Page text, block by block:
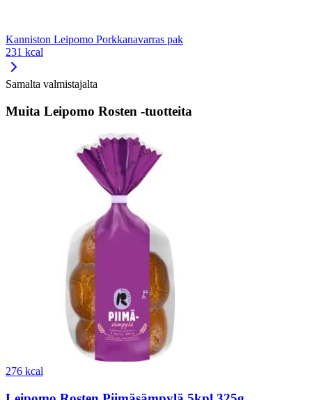
Kanniston Leipomo Porkkanavarras pak
231 kcal
Samalta valmistajalta
Muita Leipomo Rosten -tuotteita
276 kcal